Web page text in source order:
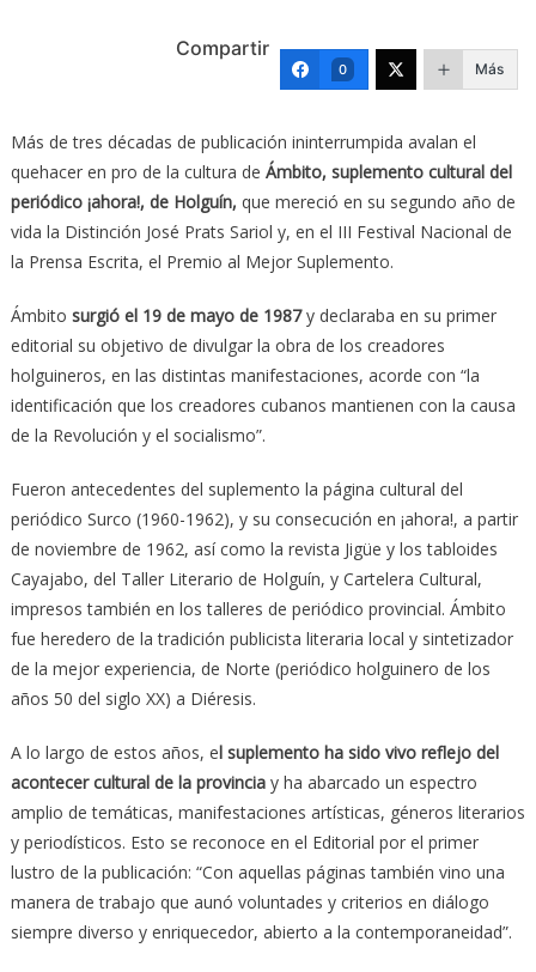
Compartir
0 Más
Más de tres décadas de publicación ininterrumpida avalan el
quehacer en pro de la cultura de Ámbito, suplemento cultural del
periódico ¡ahora!, de Holguín, que mereció en su segundo año de
vida la Distinción José Prats Sariol y, en el III Festival Nacional de
la Prensa Escrita, el Premio al Mejor Suplemento.
Ámbito surgió el 19 de mayo de 1987y declaraba en su primer
editorial su objetivo de divulgar la obra de los creadores
holguineros, en las distintas manifestaciones, acorde con “la
identificación que los creadores cubanos mantienen con la causa
de la Revolución y el socialismo”.
Fueron antecedentes del suplemento la página cultural del
periódico Surco (1960-1962), y su consecución en ¡ahora!, a partir
de noviembre de 1962, así como la revista Jigüe y los tabloides
Cayajabo, del Taller Literario de Holguín, y Cartelera Cultural,
impresos también en los talleres de periódico provincial. Ámbito
fue heredero de la tradición publicista literaria local y sintetizador
de la mejor experiencia, de Norte (periódico holguinero de los
años 50 del siglo XX) a Diéresis.
A lo largo de estos años, el suplemento ha sido vivo reflejo del
acontecer cultural de la provinciay ha abarcado un espectro
amplio de temáticas, manifestaciones artísticas, géneros literarios
y periodísticos. Esto se reconoce en el Editorial por el primer
lustro de la publicación: “Con aquellas páginas también vino una
manera de trabajo que aunó voluntades y criterios en diálogo
siempre diverso y enriquecedor, abierto a la contemporaneidad”.